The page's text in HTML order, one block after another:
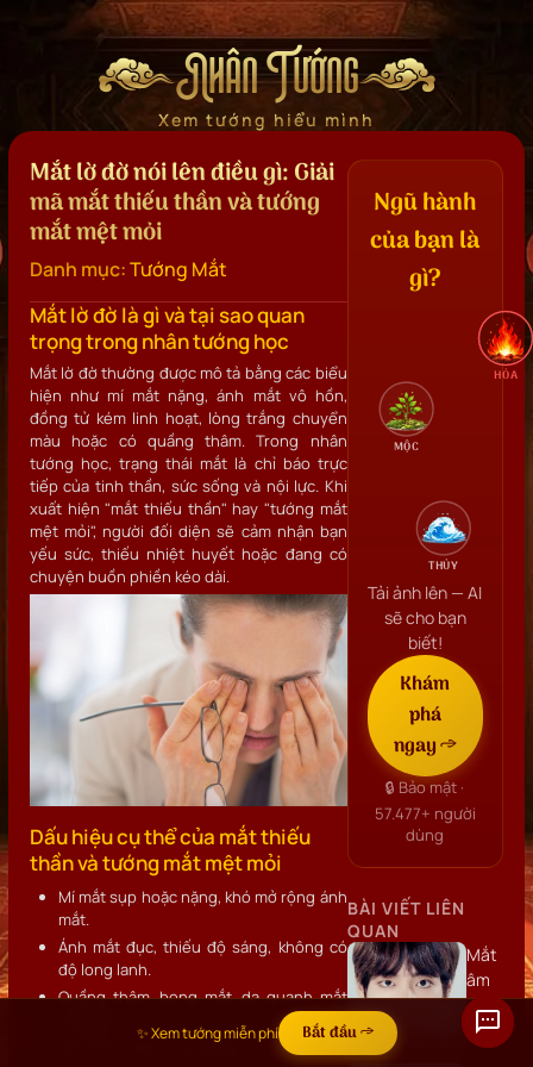
Nhân Tướng
Xem tướng hiểu mình
Mắt lờ đờ nói lên điều gì: Giải
mã mắt thiếu thần và tướng
mắt mệt mỏi
Danh mục:Tướng Mắt
Mắt lờ đờ là gì và tại sao quan
trọng trong nhân tướng học
Mắt lờ đờ thường được mô tả bằng các biểu
hiện như mí mắt nặng, ánh mắt vô hồn,
đồng tử kém linh hoạt, lòng trắng chuyển
màu hoặc có quầng thâm. Trong nhân
tướng học, trạng thái mắt là chỉ báo trực
tiếp của tinh thần, sức sống và nội lực. Khi
xuất hiện "mắt thiếu thần" hay "tướng mắt
mệt mỏi", người đối diện sẽ cảm nhận bạn
yếu sức, thiếu nhiệt huyết hoặc đang có
chuyện buồn phiền kéo dài.
Dấu hiệu cụ thể của mắt thiếu
thần và tướng mắt mệt mỏi
Mí mắt sụp hoặc nặng, khó mở rộng ánh
mắt.
Ánh mắt đục, thiếu độ sáng, không có
độ long lanh.
Quầng thâm, bọng mắt, da quanh mắt
Độ linh hoạt của đồng tử giảm, mắt
Ngũ hành
của bạn là
gì?
HỎA
THỦY
MỘC
Tải ảnh lên — AI
sẽ cho bạn
biết!
Khám
phá
ngay →
🔒 Bảo mật ·
57.477+ người
dùng
BÀI VIẾT LIÊN
QUAN
Mắt
âm
dương
là
gì?
✨ Xem tướng miễn phí Bắt đầu →